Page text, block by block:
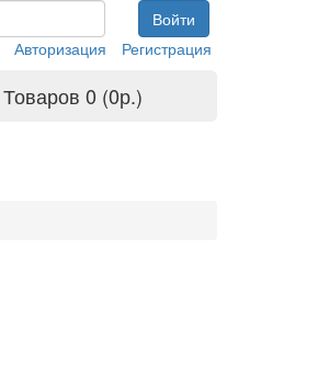
Авторизация Регистрация
Товаров 0 (0р.)